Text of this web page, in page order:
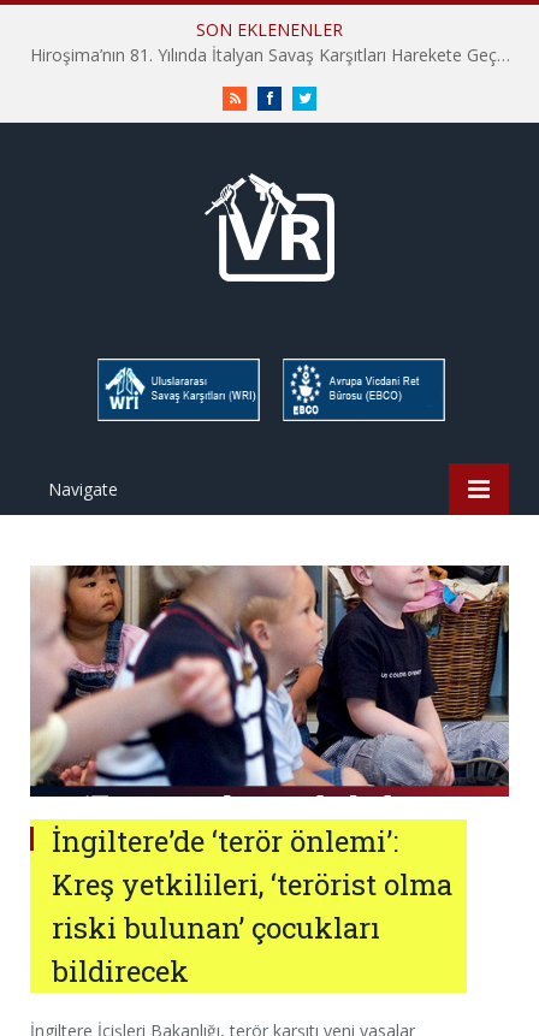
SON EKLENENLER
Hiroşima’nın 81. Yılında İtalyan Savaş Karşıtları Harekete Geçti: “Hatırlamak yeterli değil”
RSS FacebookTwitter
Navigate
İngiltere’de ‘terör önlemi’:
Kreş yetkilileri, ‘terörist olma
riski bulunan’ çocukları
bildirecek
İngiltere İçişleri Bakanlığı, terör karşıtı yeni yasalar